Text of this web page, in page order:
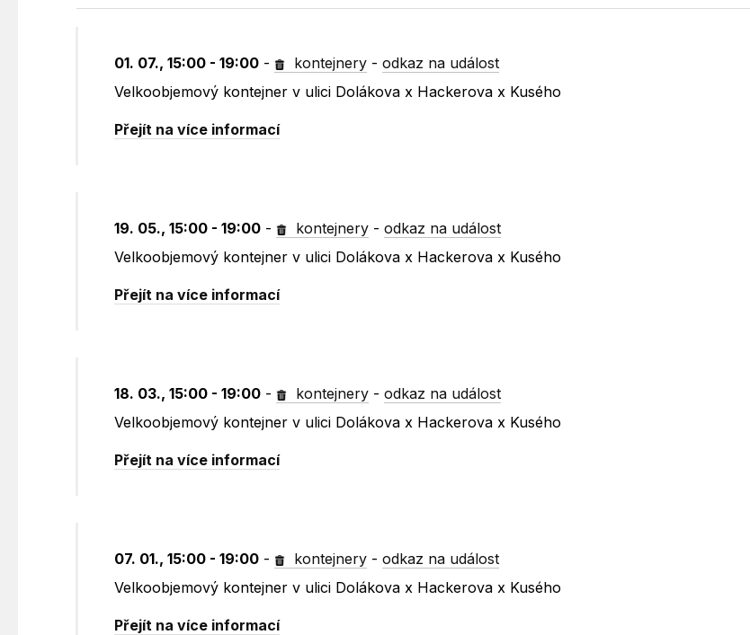
01. 07., 15:00 - 19:00 - kontejnery -odkaz na událost
Velkoobjemový kontejner v ulici Dolákova x Hackerova x Kusého
Přejít na více informací
19. 05., 15:00 - 19:00 - kontejnery -odkaz na událost
Velkoobjemový kontejner v ulici Dolákova x Hackerova x Kusého
Přejít na více informací
18. 03., 15:00 - 19:00 - kontejnery -odkaz na událost
Velkoobjemový kontejner v ulici Dolákova x Hackerova x Kusého
Přejít na více informací
07. 01., 15:00 - 19:00 - kontejnery -odkaz na událost
Velkoobjemový kontejner v ulici Dolákova x Hackerova x Kusého
Přejít na více informací